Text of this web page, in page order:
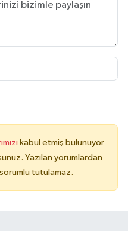
kabul etmiş bulunuyor
Yazılan yorumlardan
tutulamaz.